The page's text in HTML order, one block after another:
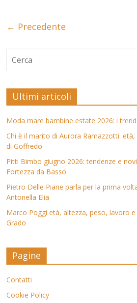
← Precedente
Ultimi articoli
Moda mare bambine estate 2026: i
Chi è il marito di Aurora Ramazzotti:
di Goffredo
Pitti Bimbo giugno 2026: tendenze e
Fortezza da Basso
Pietro Delle Piane parla per la prima
Antonella Elia
Marco Poggi età, altezza, peso, lavoro e
Grado
Pagine
Contatti
Cookie Policy